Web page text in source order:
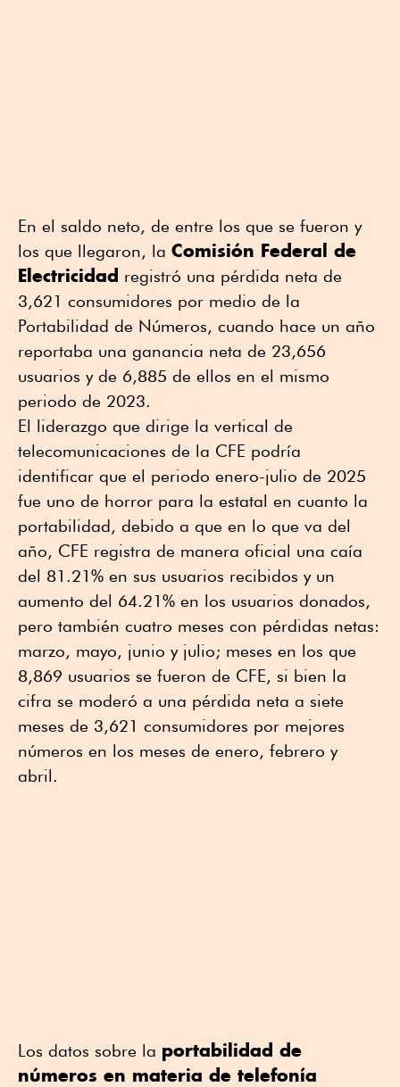
En el saldo neto, de entre los que se fueron y
los que llegaron, la Comisión Federal de
Electricidad registró una pérdida neta de
3,621 consumidores por medio de la
Portabilidad de Números, cuando hace un año
reportaba una ganancia neta de 23,656
usuarios y de 6,885 de ellos en el mismo
periodo de 2023.
El liderazgo que dirige la vertical de
telecomunicaciones de la CFE podría
identificar que el periodo enero-julio de 2025
fue uno de horror para la estatal en cuanto la
portabilidad, debido a que en lo que va del
año, CFE registra de manera oficial una caía
del 81.21% en sus usuarios recibidos y un
aumento del 64.21% en los usuarios donados,
pero también cuatro meses con pérdidas netas:
marzo, mayo, junio y julio; meses en los que
8,869 usuarios se fueron de CFE, si bien la
cifra se moderó a una pérdida neta a siete
meses de 3,621 consumidores por mejores
números en los meses de enero, febrero y
abril.
Los datos sobre la portabilidad de
números en materia de telefonía